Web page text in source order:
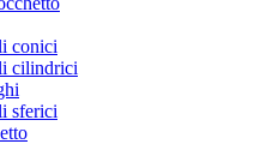
conici
cilindrici
sferici